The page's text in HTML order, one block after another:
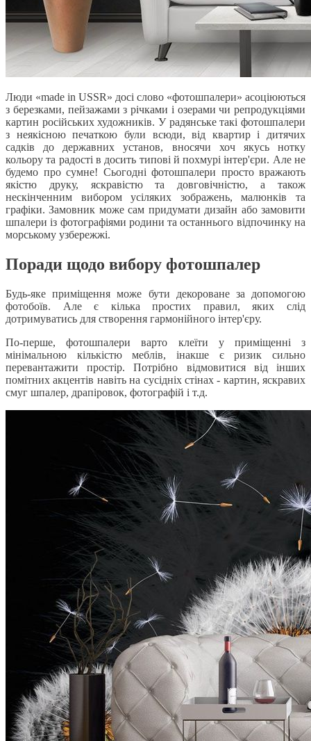
Люди «made in USSR» досі слово «фотошпалери» асоціюються
з березками, пейзажами з річками і озерами чи репродукціями
картин російських художників. У радянське такі фотошпалери
з неякісною печаткою були всюди, від квартир і дитячих
садків до державних установ, вносячи хоч якусь нотку
кольору та радості в досить типові й похмурі інтер'єри. Але не
будемо про сумне! Сьогодні фотошпалери просто вражають
якістю друку, яскравістю та довговічністю, а також
нескінченним вибором усіляких зображень, малюнків та
графіки. Замовник може сам придумати дизайн або замовити
шпалери із фотографіями родини та останнього відпочинку на
морському узбережжі.
Поради щодо вибору фотошпалер
Будь-яке приміщення може бути декороване за допомогою
фотобоїв. Але є кілька простих правил, яких слід
дотримуватись для створення гармонійного інтер'єру.
По-перше, фотошпалери варто клеїти у приміщенні з
мінімальною кількістю меблів, інакше є ризик сильно
перевантажити простір. Потрібно відмовитися від інших
помітних акцентів навіть на сусідніх стінах - картин, яскравих
смуг шпалер, драпіровок, фотографій і т.д.